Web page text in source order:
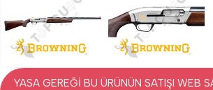
YASA GEREĞİ BU ÜRÜNÜN SATIŞI WEB